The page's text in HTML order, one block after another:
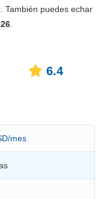
. También puedes echar
.
6.4
mes